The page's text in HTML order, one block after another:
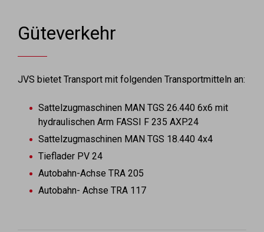
Güteverkehr
JVS bietet Transport mit folgenden Transportmitteln an:
Sattelzugmaschinen MAN TGS 26.440 6x6 mit
hydraulischen Arm FASSI F 235 AXP.24
Sattelzugmaschinen MAN TGS 18.440 4x4
Tieflader PV 24
Autobahn-Achse TRA 205
Autobahn- Achse TRA 117